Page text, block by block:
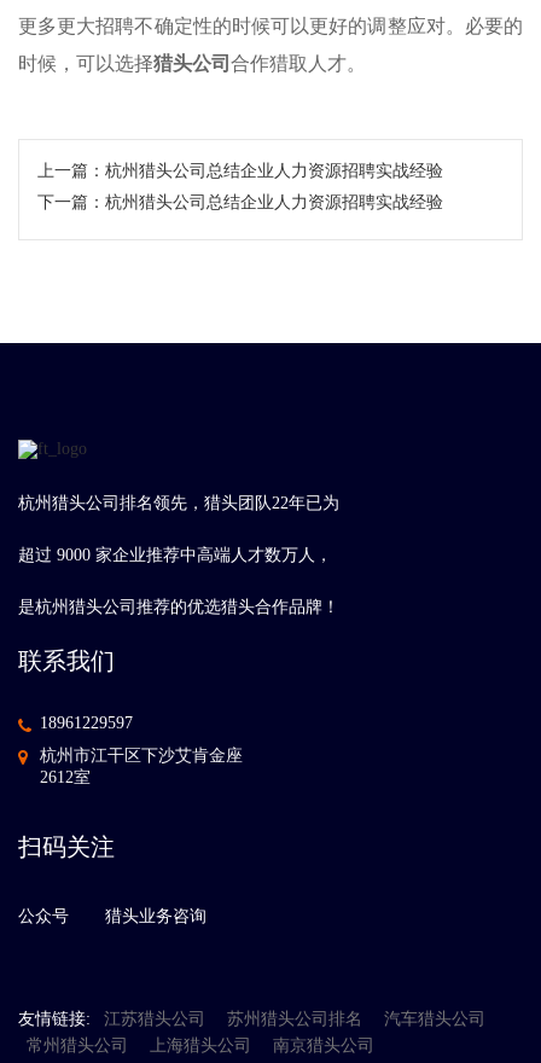
更多更大招聘不确定性的时候可以更好的调整应对。必要的
时候，可以选择猎头公司 合作猎取人才。
上一篇： ​杭州猎头公司总结企业人力资源招聘实战经验
下一篇： ​杭州猎头公司总结企业人力资源招聘实战经验
杭州猎头公司排名领先，猎头团队22年已为
超过 9000 家企业推荐中高端人才数万人，
是杭州猎头公司推荐的优选猎头合作品牌！
联系我们
18961229597
杭州市江干区下沙艾肯金座
2612室
扫码关注
公众号 猎头业务咨询
友情链接: 江苏猎头公司 苏州猎头公司排名
汽车猎头公司
常州猎头公司
上海猎头公司 南京猎头公司